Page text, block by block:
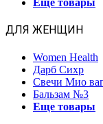
Еще товары
ДЛЯ ЖЕНЩИН
Women Health
Дарб Сихр
Свечи Мио
Бальзам №3
Еще товары